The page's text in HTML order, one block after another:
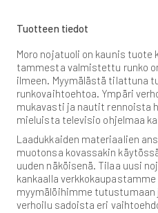
Tuotteen tiedot
Moro nojatuoli on kaunis tuote
tammesta valmistettu runko
ilmeen. Myymälästä tilattuna
runkovaihtoehtoa. Ympäri
mukavasti ja nautit rennoista
mieluista televisio ohjelmaa
Laadukkaiden materiaalien
muotonsa kovassakin
uuden näköisenä. Tilaa uusi
kankaalla
myymälöihimme
verhoilu sadoista eri